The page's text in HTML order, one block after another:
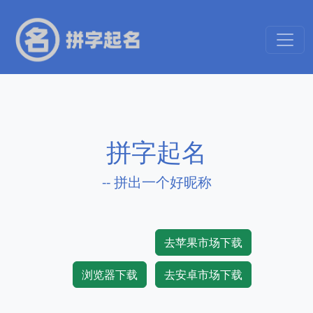
拼字起名
-- 拼出一个好昵称
去苹果市场下载
浏览器下载 去安卓市场下载